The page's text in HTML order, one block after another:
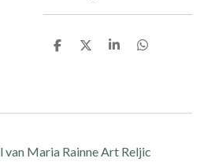
D
D
S
D
Maria Rainne Art Reljic